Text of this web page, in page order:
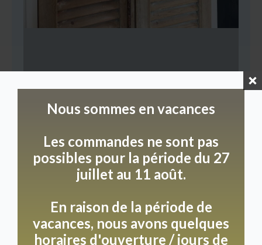
Nous sommes en vacances
Les commandes ne sont pas
possibles pour la période du 27
juillet au 11 août.
En raison de la période de
vacances, nous avons quelques
horaires d'ouverture / jours de